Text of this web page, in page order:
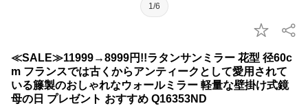
1/6
≪SALE≫11999→8999円!!ラタンサンミラー 花型 径60c
m フランスでは古くからアンティークとして愛用されて
いる籐製のおしゃれなウォールミラー 軽量な壁掛け式鏡
母の日 プレゼント おすすめ Q16353ND